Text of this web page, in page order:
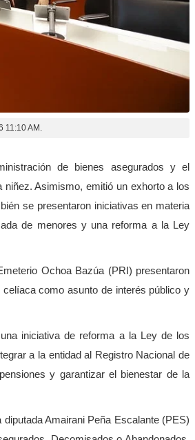
AM.
de bienes asegurados y el
Asimismo, emitió un exhorto a los
se presentaron iniciativas en materia
de menores y una reforma a la Ley
Ochoa Bazúa (PRI) presentaron
como asunto de interés público y
iniciativa de reforma a la Ley de los
a la entidad al Registro Nacional de
y garantizar el bienestar de la
Amairani Peña Escalante (PES)